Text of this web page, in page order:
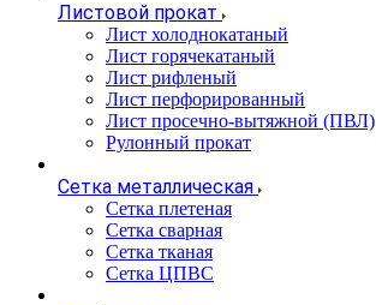
Листовой прокат
Лист холоднокатаный
Лист горячекатаный
Лист рифленый
Лист перфорированный
Лист просечно-вытяжной (ПВЛ)
Рулонный прокат
Сетка металлическая
Сетка плетеная
Сетка сварная
Сетка тканая
Сетка ЦПВС